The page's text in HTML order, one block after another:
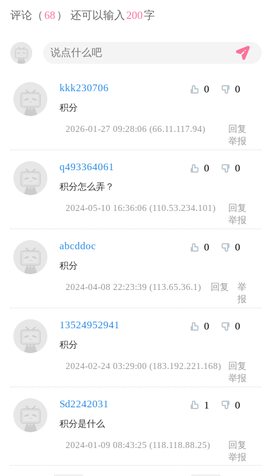
评论（ 68 ） 还可以输入 200字
kkk230706 0 0
积分
2026-01-27 09:28:06 (66.11.117.94)
回复
举报
q493364061 0 0
积分怎么弄？
2024-05-10 16:36:06 (110.53.234.101)
回复
举报
abcddoc 0 0
积分
2024-04-08 22:23:39 (113.65.36.1) 回复
举
报
13524952941 0 0
积分
2024-02-24 03:29:00 (183.192.221.168)
回复
举报
Sd2242031 1 0
积分是什么
2024-01-09 08:43:25 (118.118.88.25)
回复
举报